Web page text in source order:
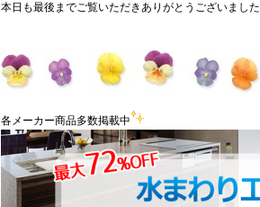
本日も最後までご覧いただきありがとうございました
各メーカー商品多数掲載中